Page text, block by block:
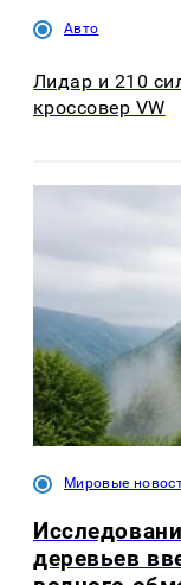
Авто
Лидар и 210
кроссовер VW
Мировые
деревьев